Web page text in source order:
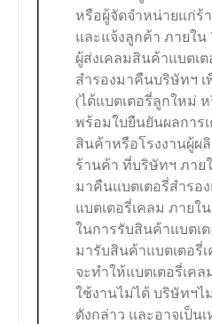
หรือผู้จัดจำหน่ายแก่ร้
และแจ้งลูกค้า ภายใน
ผู้ส่งเคลมสินค้าแบตเ
สำรองมาคืนบริษัทฯ
(ได้แบตเตอรี่ลูกใหม่
พร้อมใบยืนยันผลการ
สินค้าหรือโรงงานผู้ผ
ร้านค้า ที่บริษัทฯ ภาย
มาคืนแบตเตอรี่สำรอ
แบตเตอรี่เคลม ภาย
ในการรับสินค้าแบตเ
มารับสินค้าแบตเตอรี่
จะทำให้แบตเตอรี่เคล
ใช้งานไม่ได้ บริษัทฯ
ดังกล่าว และอาจเป็น